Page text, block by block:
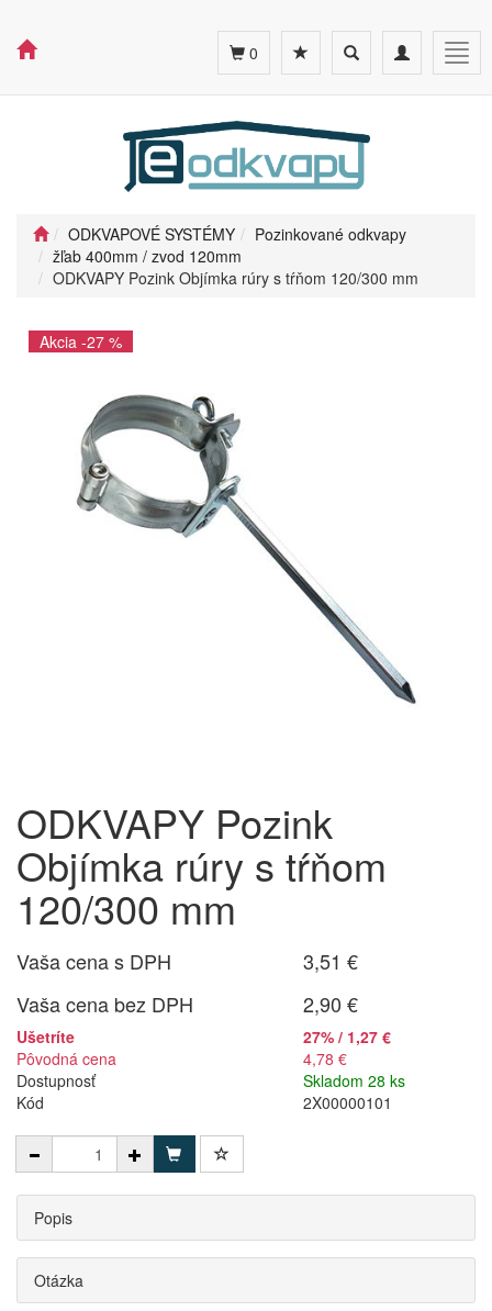
Toggle
navigation
Toggle
search
0
ODKVAPOVÉ SYSTÉMY
Pozinkované odkvapy
žľab 400mm / zvod 120mm
ODKVAPY Pozink Objímka rúry s tŕňom 120/300 mm
Akcia -27 %
ODKVAPY Pozink
Objímka rúry s tŕňom
120/300 mm
Vaša cena s DPH
3,51 €
Vaša cena bez DPH
2,90 €
Ušetríte
27% / 1,27 €
Pôvodná cena
4,78 €
Dostupnosť
Skladom 28 ks
Kód
2X00000101
Popis
Otázka